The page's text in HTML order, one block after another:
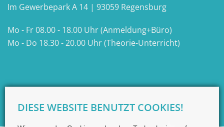
DIESE WEBSITE BENUTZT COOKIES!
Im Gewerbepark A 14 | 93059 Regensburg
Mo - Fr 08.00 - 18.00 Uhr (Anmeldung+Büro)
Mo - Do 18.30 - 20.00 Uhr (Theorie-Unterricht)